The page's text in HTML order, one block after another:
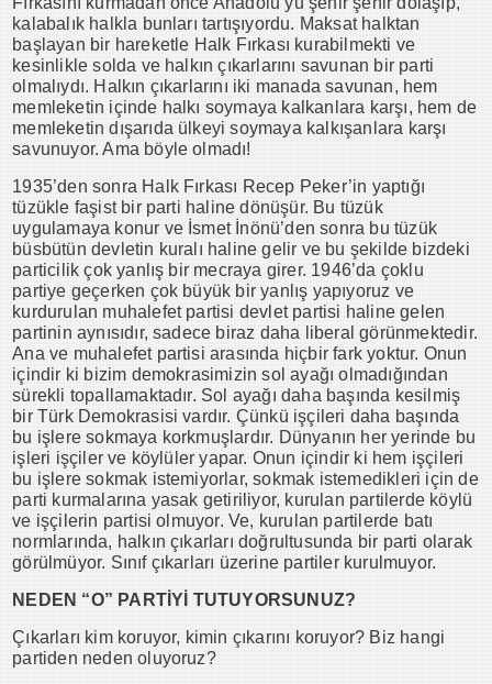
kalabalık halkla bunları tartışıyordu. Maksat halktan
başlayan bir hareketle Halk Fırkası kurabilmekti ve
kesinlikle solda ve halkın çıkarlarını savunan bir parti
olmalıydı. Halkın çıkarlarını iki manada savunan, hem
memleketin içinde halkı soymaya kalkanlara karşı, hem de
memleketin dışarıda ülkeyi soymaya kalkışanlara karşı
savunuyor. Ama böyle olmadı!
1935’den sonra Halk Fırkası Recep Peker’in yaptığı
tüzükle faşist bir parti haline dönüşür. Bu tüzük
uygulamaya konur ve İsmet İnönü’den sonra bu tüzük
büsbütün devletin kuralı haline gelir ve bu şekilde bizdeki
particilik çok yanlış bir mecraya girer. 1946’da çoklu
partiye geçerken çok büyük bir yanlış yapıyoruz ve
kurdurulan muhalefet partisi devlet partisi haline gelen
partinin aynısıdır, sadece biraz daha liberal görünmektedir.
Ana ve muhalefet partisi arasında hiçbir fark yoktur. Onun
içindir ki bizim demokrasimizin sol ayağı olmadığından
sürekli topallamaktadır. Sol ayağı daha başında kesilmiş
bir Türk Demokrasisi vardır. Çünkü işçileri daha başında
bu işlere sokmaya korkmuşlardır. Dünyanın her yerinde bu
işleri işçiler ve köylüler yapar. Onun içindir ki hem işçileri
bu işlere sokmak istemiyorlar, sokmak istemedikleri için de
parti kurmalarına yasak getiriliyor, kurulan partilerde köylü
ve işçilerin partisi olmuyor. Ve, kurulan partilerde batı
normlarında, halkın çıkarları doğrultusunda bir parti olarak
görülmüyor. Sınıf çıkarları üzerine partiler kurulmuyor.
NEDEN “O” PARTİYİ TUTUYORSUNUZ?
Çıkarları kim koruyor, kimin çıkarını koruyor? Biz hangi
partiden neden oluyoruz?